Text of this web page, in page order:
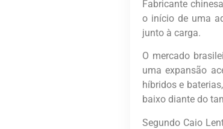
Fabricante
o início de uma
junto à carga.
O mercado
uma expansão
híbridos e
baixo diante do
Segundo Caio